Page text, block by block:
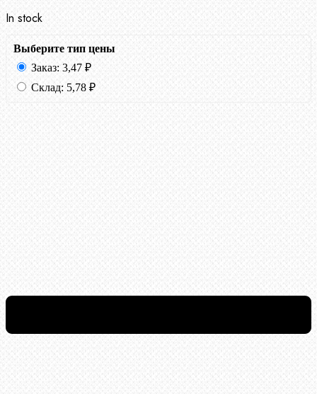
In stock
Выберите тип цены
Заказ: 3,47 ₽
Склад: 5,78 ₽